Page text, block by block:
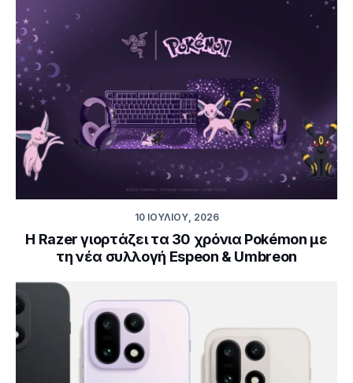
10 ΙΟΥΛΊΟΥ, 2026
Η Razer γιορτάζει τα 30 χρόνια Pokémon με
τη νέα συλλογή Espeon & Umbreon